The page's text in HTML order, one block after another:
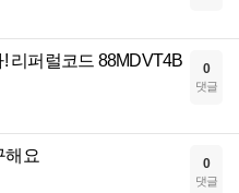
리퍼럴코드 88MDVT4B
0
댓글
해요 0
댓글